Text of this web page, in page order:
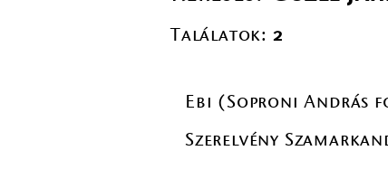
Találatok: 2
Ebi (Soproni András
Szerelvény